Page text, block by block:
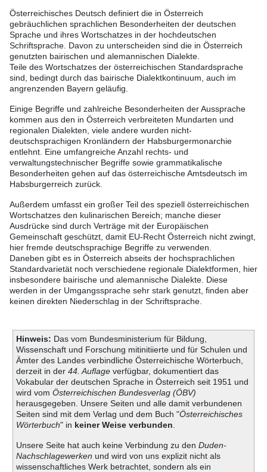
Österreichisches Deutsch definiert die in Österreich
gebräuchlichen sprachlichen Besonderheiten der deutschen
Sprache und ihres Wortschatzes in der hochdeutschen
Schriftsprache. Davon zu unterscheiden sind die in Österreich
genutzten bairischen und alemannischen Dialekte.
Teile des Wortschatzes der österreichischen Standardsprache
sind, bedingt durch das bairische Dialektkontinuum, auch im
angrenzenden Bayern geläufig.
Einige Begriffe und zahlreiche Besonderheiten der Aussprache
kommen aus den in Österreich verbreiteten Mundarten und
regionalen Dialekten, viele andere wurden nicht-
deutschsprachigen Kronländern der Habsburgermonarchie
entlehnt. Eine umfangreiche Anzahl rechts- und
verwaltungstechnischer Begriffe sowie grammatikalische
Besonderheiten gehen auf das österreichische Amtsdeutsch im
Habsburgerreich zurück.
Außerdem umfasst ein großer Teil des speziell österreichischen
Wortschatzes den kulinarischen Bereich; manche dieser
Ausdrücke sind durch Verträge mit der Europäischen
Gemeinschaft geschützt, damit EU-Recht Österreich nicht zwingt,
hier fremde deutschsprachige Begriffe zu verwenden.
Daneben gibt es in Österreich abseits der hochsprachlichen
Standardvarietät noch verschiedene regionale Dialektformen, hier
insbesondere bairische und alemannische Dialekte. Diese
werden in der Umgangssprache sehr stark genutzt, finden aber
keinen direkten Niederschlag in der Schriftsprache.
Hinweis: Das vom Bundesministerium für Bildung,
Wissenschaft und Forschung mitinitiierte und für Schulen und
Ämter des Landes verbindliche Österreichische Wörterbuch,
derzeit in der 44. Auflageverfügbar, dokumentiert das
Vokabular der deutschen Sprache in Österreich seit 1951 und
wird vom Österreichischen Bundesverlag (ÖBV)
herausgegeben. Unsere Seiten und alle damit verbundenen
Seiten sind mit dem Verlag und dem Buch "Österreichisches
Wörterbuch" in keiner Weise verbunden
Unsere Seite hat auch keine Verbindung zu den Duden-
Nachschlagewerken und wird von uns explizit nicht als
wissenschaftliches Werk betrachtet, sondern als ein